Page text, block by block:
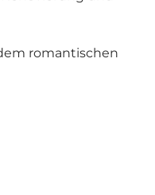
romantischen